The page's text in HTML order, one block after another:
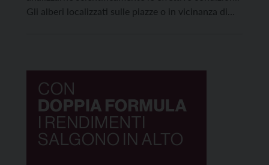
Gli alberi localizzati sulle piazze o in vicinanza di
producono e il fatto che […]